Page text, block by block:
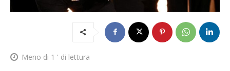
Meno di 1 ' di lettura